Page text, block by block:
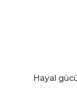
Hayal